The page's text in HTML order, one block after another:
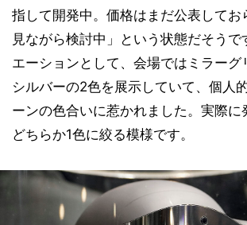
指して開発中。価格はまだ公表してお
見ながら検討中」という状態だそうで
エーションとして、会場ではミラーグ
シルバーの2色を展示していて、個人
ーンの色合いに惹かれました。実際に
どちらか1色に絞る模様です。